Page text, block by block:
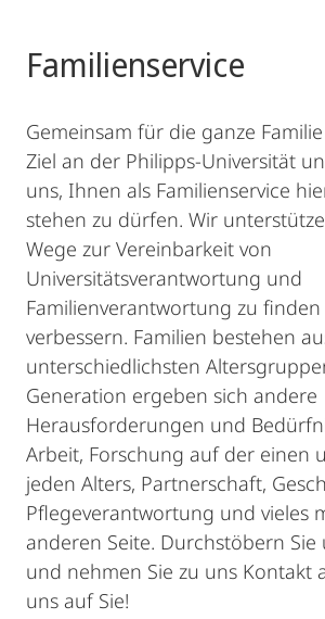
Familienservice
Gemeinsam für die ganze
Ziel an der Philipps-Universität
uns, Ihnen als Familienservice
stehen zu dürfen. Wir
Wege zur Vereinbarkeit von
Universitätsverantwortung und
Familienverantwortung zu
verbessern. Familien bestehen
unterschiedlichsten
Generation ergeben sich andere
Herausforderungen und
Arbeit, Forschung auf der einen
jeden Alters, Partnerschaft,
Pflegeverantwortung und vieles
anderen Seite. Durchstöbern Sie
und nehmen Sie zu uns Kontakt
uns auf Sie!